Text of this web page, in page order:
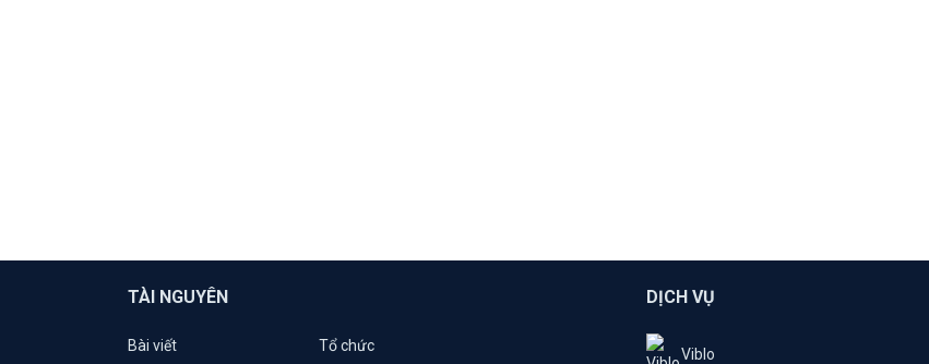
TÀI NGUYÊN
Bài viết Tổ chức
DỊCH VỤ
Viblo